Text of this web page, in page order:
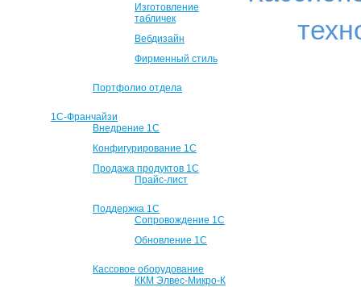
Изготовление
табличек
Вебдизайн
Фирменный стиль
Портфолио отдела
1С-Франчайзи
Внедрение 1С
Конфигурирование 1С
Продажа продуктов 1С
Прайс-лист
Поддержка 1С
Сопровождение 1С
Обновление 1С
Кассовое оборудование
ККМ Элвес-Микро-К